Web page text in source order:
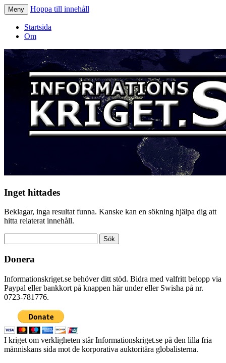
Informationskriget.se
Meny Hoppa till innehåll
Startsida
Om
Inget hittades
Beklagar, inga resultat funna. Kanske kan en sökning hjälpa dig att
hitta relaterat innehåll.
efter:
Donera
Informationskriget.se behöver ditt stöd. Bidra med valfritt belopp via
Paypal eller bankkort på knappen här under eller Swisha på nr.
0723-781776.
I kriget om verkligheten står Informationskriget.se på den lilla fria
människans sida mot de korporativa auktoritära globalisterna.